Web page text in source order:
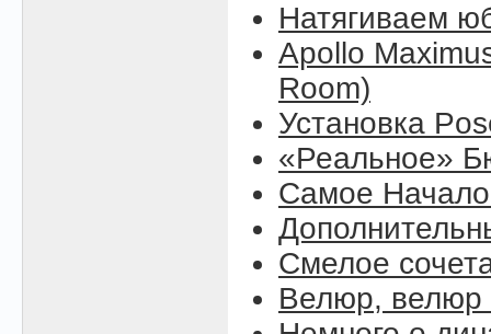
Натягиваем
Apollo
Room)
Установка
«Реальное»
Самое
Смелое
Велюр, велюр